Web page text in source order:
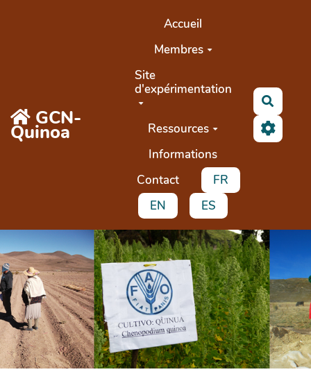
GCN-
Quinoa
Accueil
Membres
Site
d'expérimentation
Ressources
Informations
Contact
FR
EN
ES